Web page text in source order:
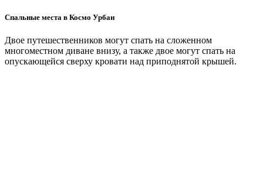
Спальные места в Космо Урбан
Двое путешественников могут спать на сложенном
многоместном диване внизу, а также двое могут спать на
опускающейся сверху кровати над приподнятой крышей.